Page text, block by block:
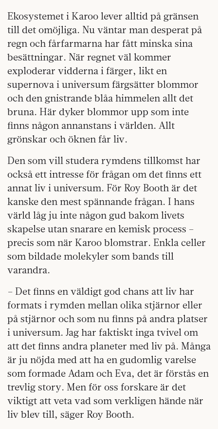
Ekosystemet i Karoo lever alltid på gränsen
till det omöjliga. Nu väntar man desperat på
regn och fårfarmarna har fått minska sina
besättningar. När regnet väl kommer
exploderar vidderna i färger, likt en
supernova i universum färgsätter blommor
och den gnistrande blåa himmelen allt det
bruna. Här dyker blommor upp som inte
finns någon annanstans i världen. Allt
grönskar och öknen får liv.
Den som vill studera rymdens tillkomst har
också ett intresse för frågan om det finns ett
annat liv i universum. För Roy Booth är det
kanske den mest spännande frågan. I hans
värld låg ju inte någon gud bakom livets
skapelse utan snarare en kemisk process –
precis som när Karoo blomstrar. Enkla celler
som bildade molekyler som bands till
varandra.
– Det finns en väldigt god chans att liv har
formats i rymden mellan olika stjärnor eller
på stjärnor och som nu finns på andra platser
i universum. Jag har faktiskt inga tvivel om
att det finns andra planeter med liv på. Många
är ju nöjda med att ha en gudomlig varelse
som formade Adam och Eva, det är förstås en
trevlig story. Men för oss forskare är det
viktigt att veta vad som verkligen hände när
liv blev till, säger Roy Booth.